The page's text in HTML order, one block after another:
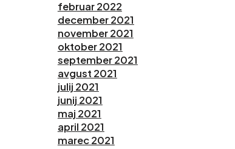
februar 2022
december 2021
november 2021
oktober 2021
september 2021
avgust 2021
julij 2021
junij 2021
maj 2021
april 2021
marec 2021